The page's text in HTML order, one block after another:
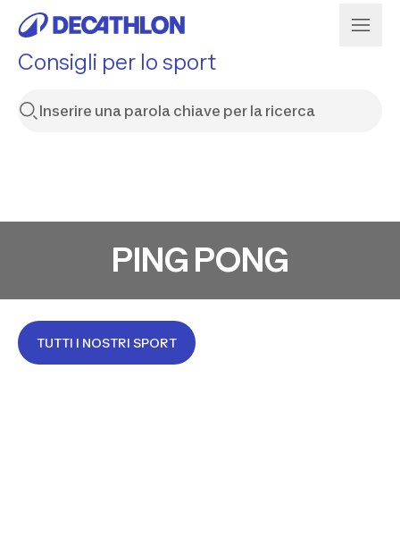
Consigli per lo sport
PING PONG
TUTTI I NOSTRI SPORT